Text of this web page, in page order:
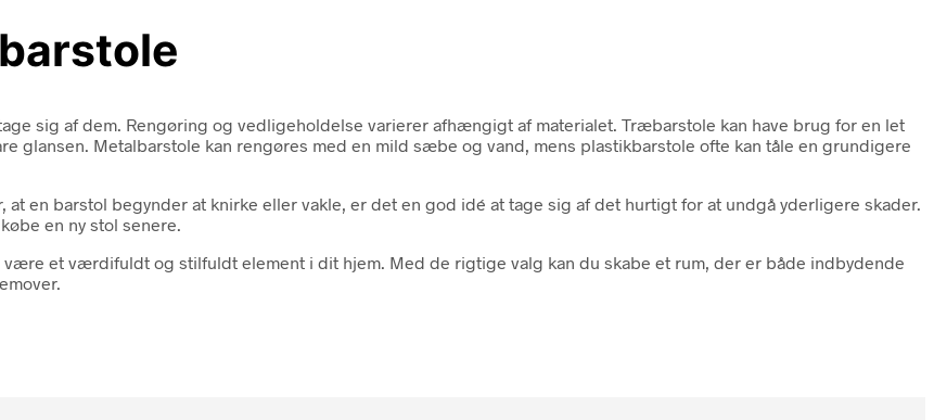
sig af dem. Rengøring og vedligeholdelse varierer afhængigt af materialet. Træbarstole kan have brug for en let
Metalbarstole kan rengøres med en mild sæbe og vand, mens plastikbarstole ofte kan tåle en grundigere
en barstol begynder at knirke eller vakle, er det en god idé at tage sig af det hurtigt for at undgå yderligere skader.
en ny stol senere.
være et værdifuldt og stilfuldt element i dit hjem. Med de rigtige valg kan du skabe et rum, der er både indbydende